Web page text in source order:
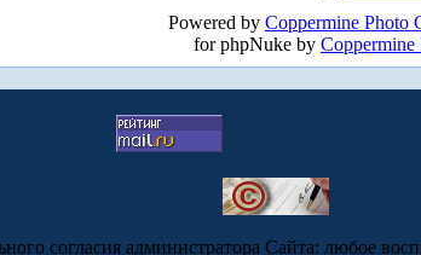
Powered by Coppermine Photo
for phpNuke by
согласия администратора Сайта: любое